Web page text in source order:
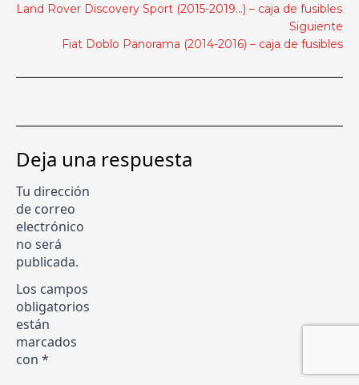
Land Rover Discovery Sport (2015-2019…) – caja de fusibles
Siguiente
Fiat Doblo Panorama (2014-2016) – caja de fusibles
Deja una respuesta
Tu dirección
de correo
electrónico
no será
publicada.
Los campos
obligatorios
están
marcados
con *